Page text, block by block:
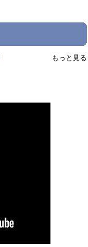
もっと見る